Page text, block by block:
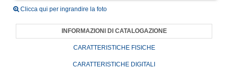
Clicca qui per ingrandire la foto
INFORMAZIONI DI CATALOGAZIONE
CARATTERISTICHE FISICHE
CARATTERISTICHE DIGITALI